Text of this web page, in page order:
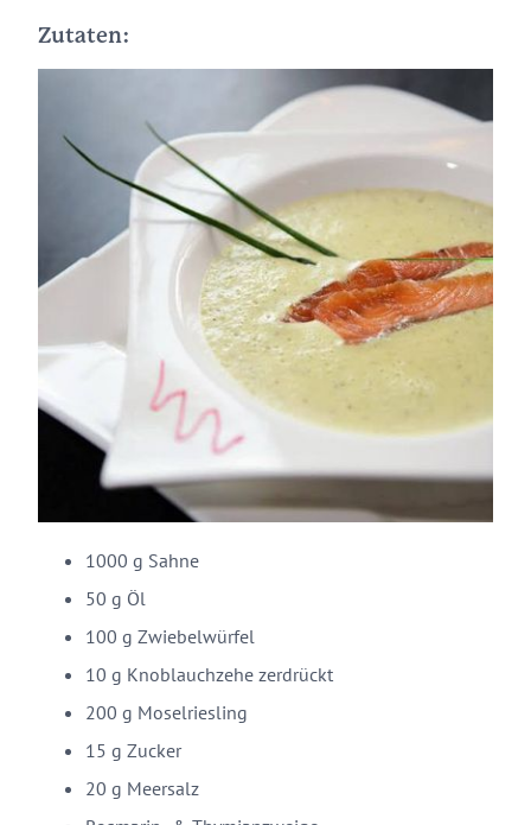
Zutaten:
1000 g Sahne
50 g Öl
100 g Zwiebelwürfel
10 g Knoblauchzehe zerdrückt
200 g Moselriesling
15 g Zucker
20 g Meersalz